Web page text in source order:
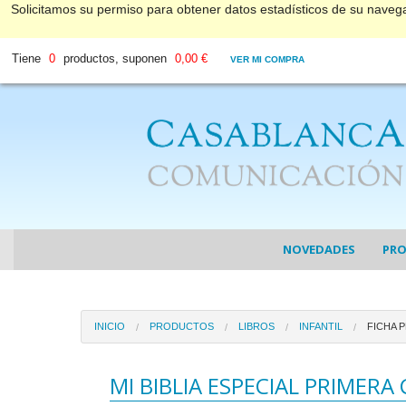
Solicitamos su permiso para obtener datos estadísticos de su
Tiene 0 productos, suponen 0,00 € VER MI COMPRA
NOVEDADES
INICIO PRODUCTOS LIBROS INFANTIL FICHA
MI BIBLIA ESPECIAL